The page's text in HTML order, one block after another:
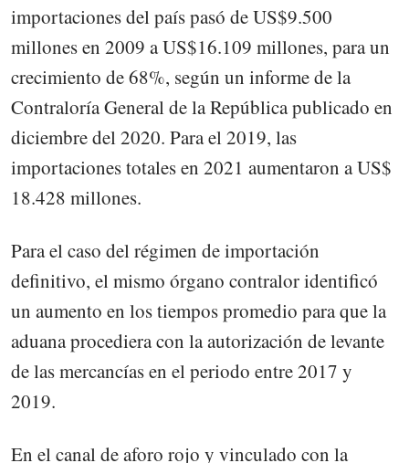
importaciones del país pasó de US$9.500
millones en 2009 a US$16.109 millones, para un
crecimiento de 68%, según un informe de la
Contraloría General de la República publicado en
diciembre del 2020. Para el 2019, las
importaciones totales en 2021 aumentaron a US$
18.428 millones.
Para el caso del régimen de importación
definitivo, el mismo órgano contralor identificó
un aumento en los tiempos promedio para que la
aduana procediera con la autorización de levante
de las mercancías en el periodo entre 2017 y
2019.
En el canal de aforo rojo y vinculado con la